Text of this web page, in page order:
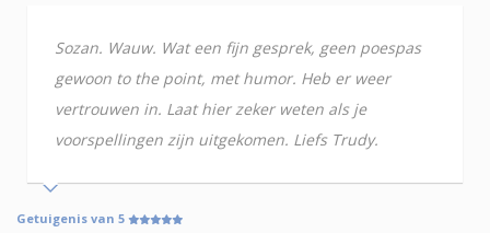
Sozan. Wauw. Wat een fijn gesprek, geen poespas
gewoon to the point, met humor. Heb er weer
vertrouwen in. Laat hier zeker weten als je
voorspellingen zijn uitgekomen. Liefs Trudy.
Getuigenis van 5